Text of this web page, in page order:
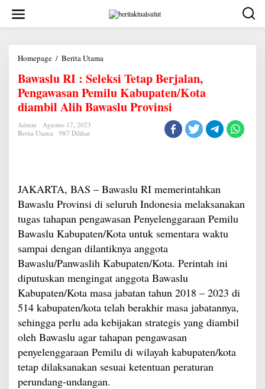
konten
Homepage / Berita Utama
:
Seleksi
Tetap
Berjalan,
Pengawasan
Bawaslu RI : Seleksi Tetap Berjalan,
Pengawasan Pemilu Kabupaten/Kota
diambil Alih Bawaslu Provinsi
Admin
Agustus 17, 2023
Berita Utama
987 Dilihat
JAKARTA, BAS – Bawaslu RI memerintahkan
Bawaslu Provinsi di seluruh Indonesia melaksanakan
tugas tahapan pengawasan Penyelenggaraan Pemilu
Bawaslu Kabupaten/Kota untuk sementara waktu
sampai dengan dilantiknya anggota
Bawaslu/Panwaslih Kabupaten/Kota. Perintah ini
diputuskan mengingat anggota Bawaslu
Kabupaten/Kota masa jabatan tahun 2018 – 2023 di
514 kabupaten/kota telah berakhir masa jabatannya,
sehingga perlu ada kebijakan strategis yang diambil
oleh Bawaslu agar tahapan pengawasan
penyelenggaraan Pemilu di wilayah kabupaten/kota
tetap dilaksanakan sesuai ketentuan peraturan
perundang-undangan.